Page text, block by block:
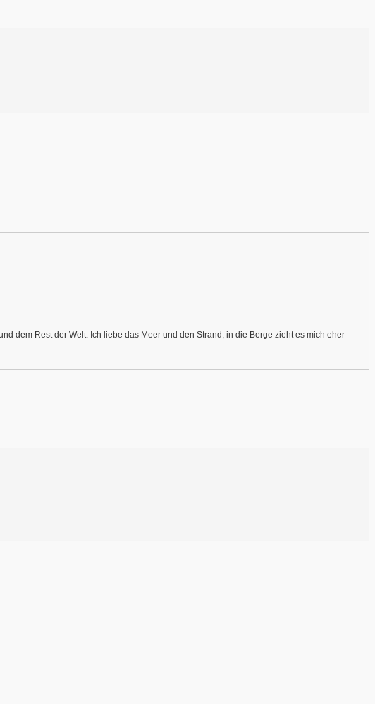
dem Rest der Welt. Ich liebe das Meer und den Strand, in die Berge zieht es mich eher